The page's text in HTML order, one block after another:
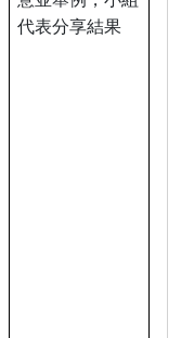
代表分享結果